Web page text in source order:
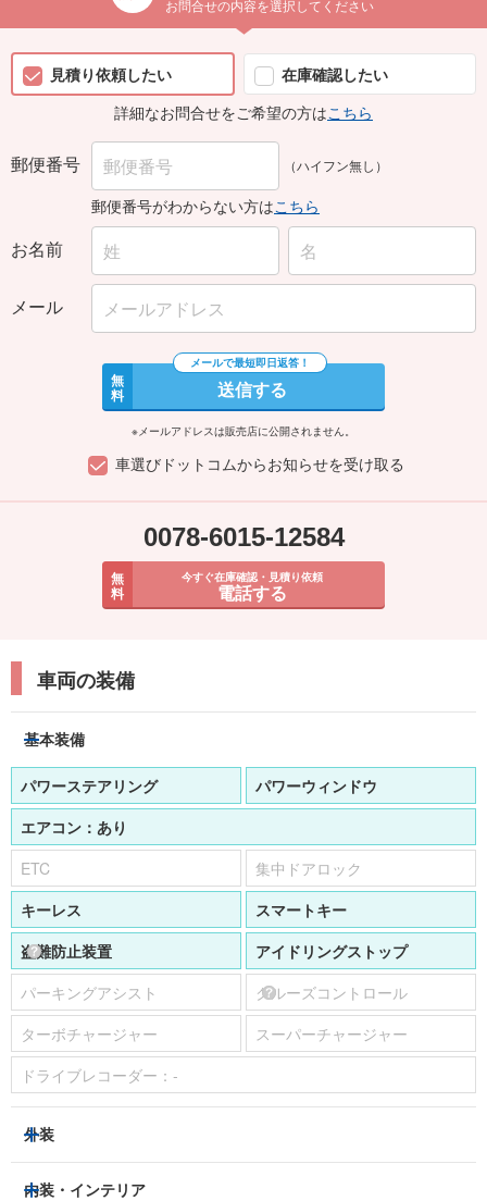
お問合せの内容を選択してください
見積り依頼したい
在庫確認したい
詳細なお問合せをご希望の方はこちら
郵便番号 （ハイフン無し）
郵便番号がわからない方はこちら
お名前
メール
無
料 送信する
※メールアドレスは販売店に公開されません。
車選びドットコムからお知らせを受け取る
0078-6015-12584
無
料
今すぐ在庫確認・見積り依頼
電話する
車両の装備
基本装備
パワーステアリング
パワーウィンドウ
エアコン： あり
ETC
集中ドアロック
キーレス
スマートキー
盗難防止装置
アイドリングストップ
パーキングアシスト
クルーズコントロール
ターボチャージャー
スーパーチャージャー
ドライブレコーダー： -
外装
LEDヘッドライト
内装・インテリア